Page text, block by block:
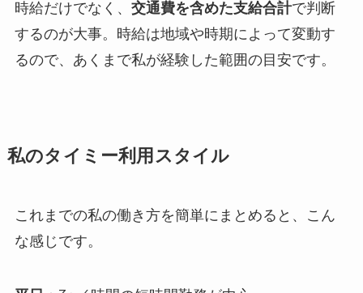
時給だけでなく、 交通費を含めた支給合計で判断
するのが大事。時給は地域や時期によって変動す
るので、あくまで私が経験した範囲の目安です。
私のタイミー利用スタイル
これまでの私の働き方を簡単にまとめると、こん
な感じです。